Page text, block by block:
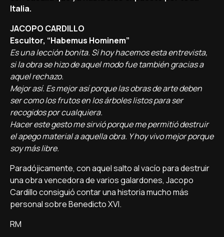
Italia.
JACOPO CARDILLO
Escultor, “Habemus Hominem”
Es una lección bonita. Si hoy hacemos esta entrevista,
si la obra se hizo de aquel modo fue también gracias a
aquel rechazo.
Mejor así. Es mejor así porque las obras de arte deben
ser como los frutos en los árboles listos para ser
recogidos por cualquiera.
Hacer este gesto me sirvió porque me permitió destruir
el apego material a aquella obra. Y hoy vivo mejor porque
soy más libre.
Paradójicamente, con aquel salto al vacío para destruir
una obra vencedora de varios galardones, Jacopo
Cardillo consiguió contar una historia mucho más
personal sobre Benedicto XVI.
RM